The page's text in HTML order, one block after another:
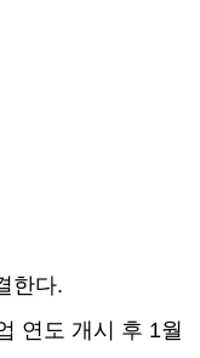
한다.
연도 개시 후 1월